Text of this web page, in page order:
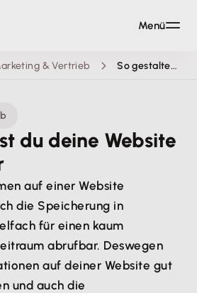
& Vertrieb So gestaltest du deine Website rechtssicher
du deine Website
auf einer Website
die Speicherung in
für einen kaum
abrufbar. Deswegen
auf deiner Website gut
und auch die
Menü